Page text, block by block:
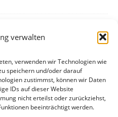
verwalten
verwenden wir Technologien wie
speichern und/oder darauf
zustimmst, können wir Daten
IDs auf dieser Website
nicht erteilst oder zurückziehst,
beeinträchtigt werden.